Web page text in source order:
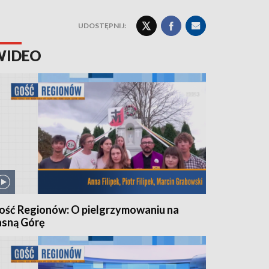
UDOSTĘPNIJ:
Regionów: O pielgrzymowaniu na
Górę